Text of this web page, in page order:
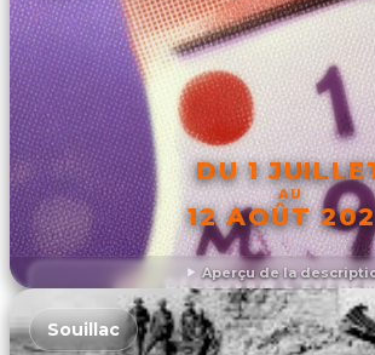
Aperçu de la
DU 1
AU
12 AOÛT
DÉCOUVRIR
Souillac